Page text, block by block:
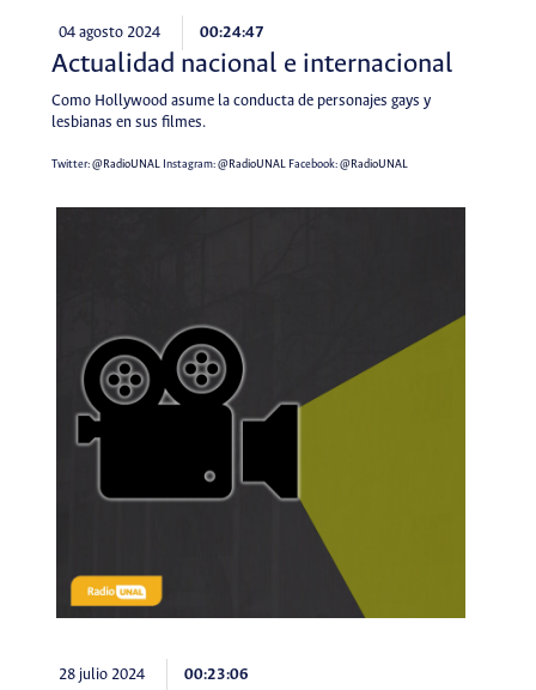
04 agosto 2024 00:24:47
Actualidad nacional e internacional
Como Hollywood asume la conducta de personajes gays y
lesbianas en sus filmes.
Twitter:@RadioUNALInstagram:@RadioUNALFacebook:@RadioUNAL
28 julio 2024 00:23:06